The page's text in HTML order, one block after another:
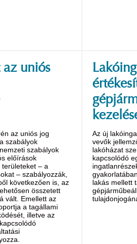
uniós
az uniós jog
szabályok
szabályok
előírások
– a
– szabályozzák,
következően is, az
összetett
vált. Emellett az
a tagállami
illetve az
Az új
vevők
lakóházat
kapcsolódó
lakás mellett